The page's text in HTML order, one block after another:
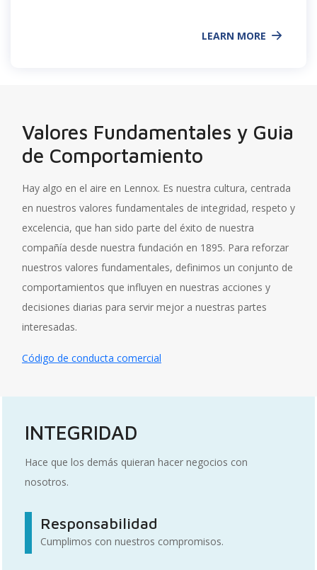
LEARN MORE
Valores Fundamentales y Guia
de Comportamiento
Hay algo en el aire en Lennox. Es nuestra cultura, centrada
en nuestros valores fundamentales de integridad, respeto y
excelencia, que han sido parte del éxito de nuestra
compañía desde nuestra fundación en 1895. Para reforzar
nuestros valores fundamentales, definimos un conjunto de
comportamientos que influyen en nuestras acciones y
decisiones diarias para servir mejor a nuestras partes
interesadas.
Código de conducta comercial
INTEGRIDAD
Hace que los demás quieran hacer negocios con
nosotros.
Responsabilidad
Cumplimos con nuestros compromisos.